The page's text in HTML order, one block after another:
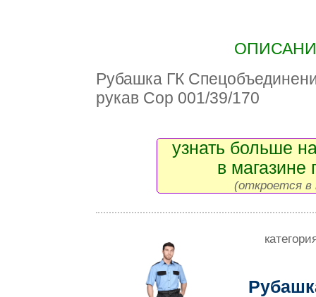
Рубашка ГК
рукав Сор 001/39/170
узнать больше
в магазине
(откроется в